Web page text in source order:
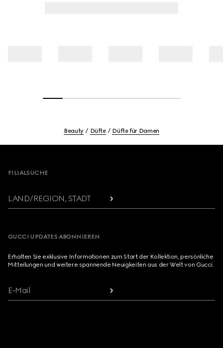
Beauty Düfte Düfte für Damen
FILIALSUCHE
LAND/REGION, STADT
GUCCI UPDATES ABONNIEREN
Erhalten Sie exklusive Informationen zum Start der Kollektion, persönliche
Mitteilungen und weitere spannende Neuigkeiten aus der Welt von Gucci.
E-Mail